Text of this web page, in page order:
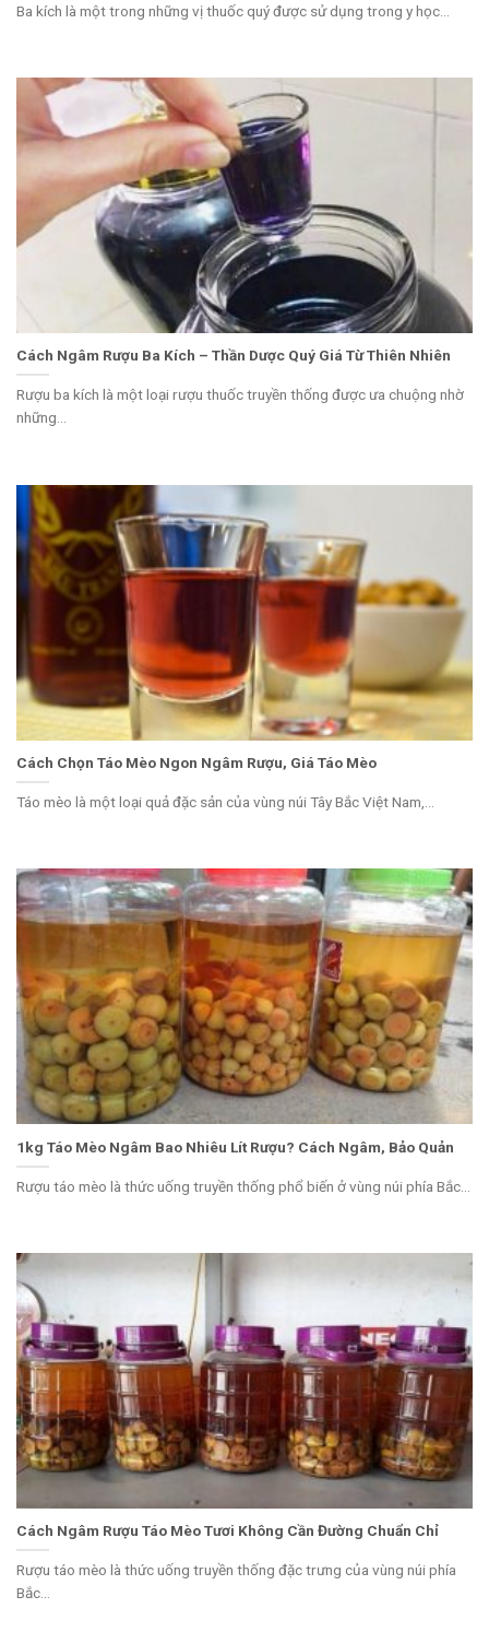
Ba kích là một trong những vị thuốc quý được sử dụng trong y học...
Cách Ngâm Rượu Ba Kích​ – Thần Dược Quý Giá Từ Thiên Nhiên
Rượu ba kích là một loại rượu thuốc truyền thống được ưa chuộng nhờ
những...
Cách Chọn Táo Mèo Ngon Ngâm Rượu, Giá Táo Mèo
Táo mèo là một loại quả đặc sản của vùng núi Tây Bắc Việt Nam,...
1kg Táo Mèo Ngâm Bao Nhiêu Lít Rượu? Cách Ngâm, Bảo Quản
Rượu táo mèo là thức uống truyền thống phổ biến ở vùng núi phía Bắc...
Cách Ngâm Rượu Táo Mèo Tươi Không Cần Đường Chuẩn Chỉ
Rượu táo mèo là thức uống truyền thống đặc trưng của vùng núi phía
Bắc...